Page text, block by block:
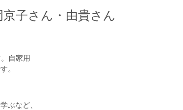
子さん・由貴さん
自家用
。
ぶなど、